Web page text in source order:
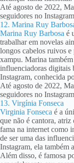
Até agosto de 2022,
seguidores no
12. Marina Ruy
Marina Ruy Barbosa é
trabalhar em novelas
longos cabelos ruivos
xampu. Marina
influenciadoras digitais
Instagram, conhecida
Até agosto de 2022,
seguidores no
13. Virgínia Fonseca
Virginia Fonseca é a
que não é cantora,
fama na internet como
de ser uma das
Instagram, ela também
Além disso, é famosa